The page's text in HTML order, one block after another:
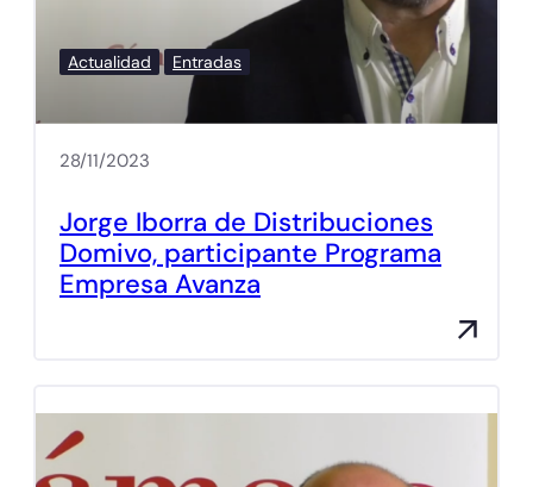
Actualidad Entradas
28/11/2023
Jorge Iborra de Distribuciones
Domivo, participante Programa
Empresa Avanza